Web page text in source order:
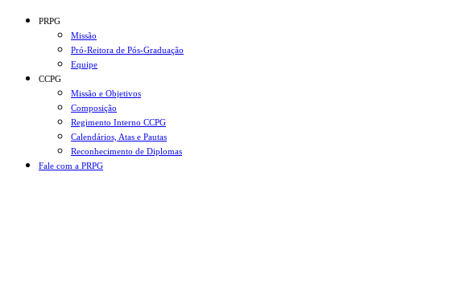
Conteúdo principal
PRPG
Missão
Pró-Reitora de Pós-Graduação
Equipe
CCPG
Missão e Objetivos
Composição
Regimento Interno CCPG
Calendários, Atas e Pautas
Reconhecimento de Diplomas
Fale com a PRPG